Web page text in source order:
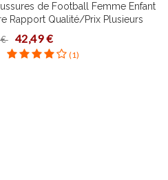
de Football Femme Enfant
Rapport Qualité/Prix Plusieurs
€ 42,49 €
(1)